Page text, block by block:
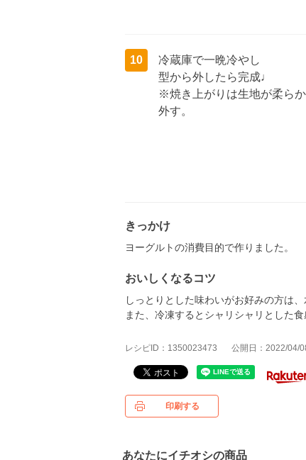
10
冷蔵庫で一晩冷やし
型から外したら完成♩
※焼き上がりは生地が柔ら
外す。
きっかけ
ヨーグルトの消費目的で作りました。
おいしくなるコツ
しっとりとした味わいがお好みの方は
また、冷凍するとシャリシャリとした
レシピID：1350023473 公開日：2022/04/
印刷する
あなたにイチオシの商品